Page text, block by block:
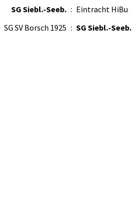
SG Siebl.-Seeb. : Eintracht HiBu
SG SV Borsch 1925 : SG Siebl.-Seeb.